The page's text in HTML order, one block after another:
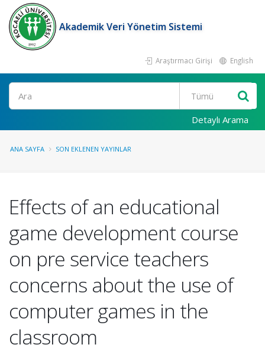
Akademik Veri Yönetim Sistemi
Araştırmacı Girişi English
Ara
Detaylı Arama
ANA SAYFA SON EKLENEN YAYINLAR
Effects of an educational
game development course
on pre service teachers
concerns about the use of
computer games in the
classroom